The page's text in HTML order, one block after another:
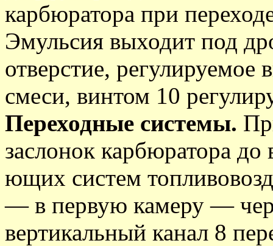
карбюратора при
Эмульсия выходит под
отверстие, регулируемое
смеси, винтом 10
Переходные системы.
заслонок карбюратора
ющих систем
— в первую камеру —
вертикальный канал 8